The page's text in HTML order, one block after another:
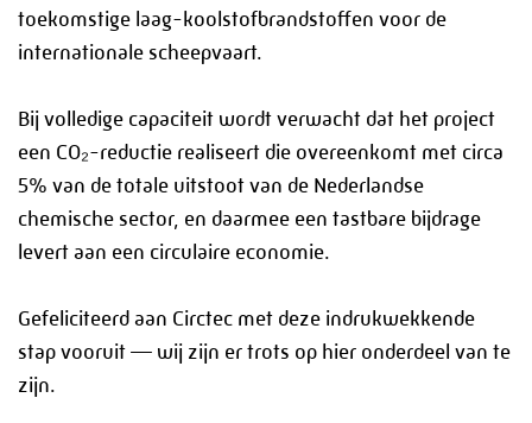
+31 (0)595 - 431 729
toekomstige laag-koolstofbrandstoffen voor de
internationale scheepvaart.
Bij volledige capaciteit wordt verwacht dat het project
een CO₂-reductie realiseert die overeenkomt met circa
5% van de totale uitstoot van de Nederlandse
chemische sector, en daarmee een tastbare bijdrage
levert aan een circulaire economie.
Gefeliciteerd aan Circtec met deze indrukwekkende
stap vooruit — wij zijn er trots op hier onderdeel van te
zijn.